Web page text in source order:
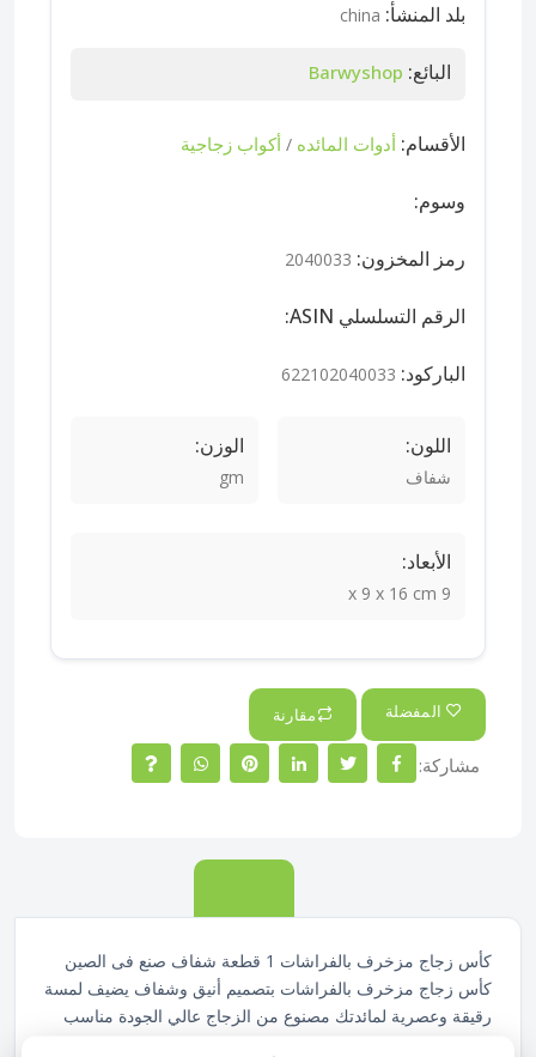
بلد المنشأ: china
البائع: Barwyshop
الأقسام: أدوات المائده / أكواب زجاجية
وسوم:
رمز المخزون: 2040033
الرقم التسلسلي ASIN:
الباركود: 622102040033
اللون:
شفاف
الوزن:
gm
الأبعاد:
9 x 9 x 16 cm
المفضلة مقارنة
مشاركة:
كأس زجاج مزخرف بالفراشات 1 قطعة شفاف صنع فى الصين
كأس زجاج مزخرف بالفراشات بتصميم أنيق وشفاف يضيف لمسة
رقيقة وعصرية لمائدتك مصنوع من الزجاج عالي الجودة مناسب